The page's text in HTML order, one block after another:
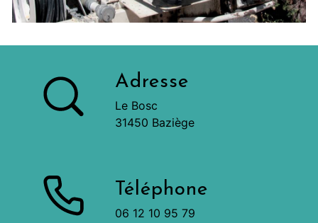
Adresse
Le Bosc
31450 Baziège
Téléphone
06 12 10 95 79